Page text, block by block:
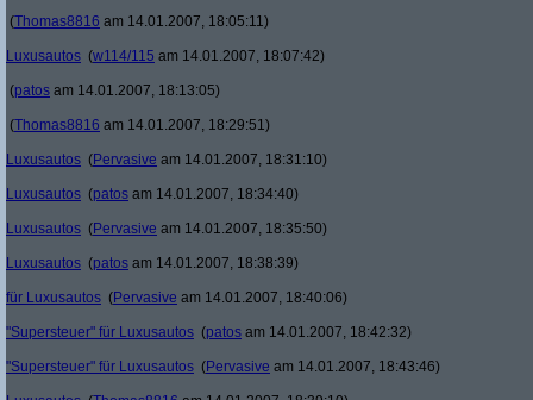
(Thomas8816 am 14.01.2007, 18:05:11)
Luxusautos (w114/115 am 14.01.2007, 18:07:42)
(patos am 14.01.2007, 18:13:05)
(Thomas8816 am 14.01.2007, 18:29:51)
Luxusautos (Pervasive am 14.01.2007, 18:31:10)
Luxusautos (patos am 14.01.2007, 18:34:40)
Luxusautos (Pervasive am 14.01.2007, 18:35:50)
Luxusautos (patos am 14.01.2007, 18:38:39)
für Luxusautos (Pervasive am 14.01.2007, 18:40:06)
"Supersteuer" für Luxusautos (patos am 14.01.2007, 18:42:32)
"Supersteuer" für Luxusautos (Pervasive am 14.01.2007, 18:43:46)